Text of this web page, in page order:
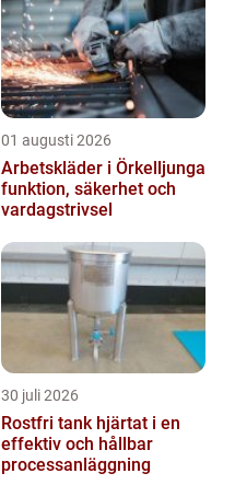
01 augusti 2026
Arbetskläder i Örkelljunga
funktion, säkerhet och
vardagstrivsel
30 juli 2026
Rostfri tank hjärtat i en
effektiv och hållbar
processanläggning